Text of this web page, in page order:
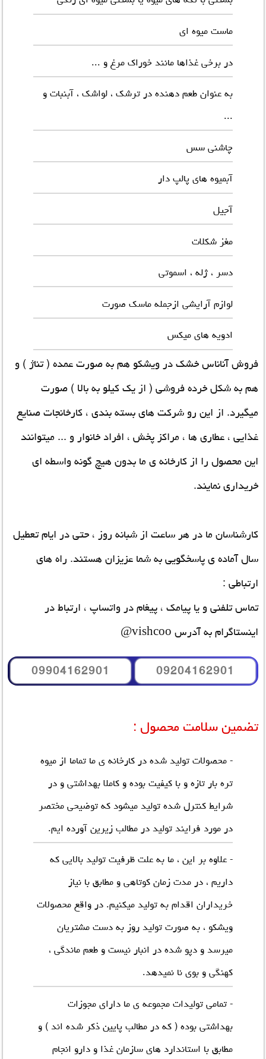
ماست میوه ای
در برخی غذاها مانند خوراک مرغ و ...
به عنوان طعم دهنده در ترشک ، لواشک ، آبنبات و
...
چاشنی سس
آبمیوه های پالپ دار
آجیل
مغز شکلات
دسر ، ژله ، اسموتی
لوازم آرایشی ازجمله ماسک صورت
ادویه های میکس
فروش آناناس خشک در ویشکو هم به صورت عمده ( تناژ ) و
هم به شکل خرده فروشی ( از یک کیلو به بالا ) صورت
میگیرد. از این رو شرکت های بسته بندی ، کارخانجات صنایع
غذایی ، عطاری ها ، مراکز پخش ، افراد خانوار و ... میتوانند
این محصول را از کارخانه ی ما بدون هیچ گونه واسطه ای
خریداری نمایند.
کارشناسان ما در هر ساعت از شبانه روز ، حتی در ایام تعطیل
سال آماده ی پاسخگویی به شما عزیزان هستند. راه های
ارتباطی :
تماس تلفنی و یا پیامک ، پیغام در واتساپ ، ارتباط در
اینستاگرام به آدرس vishcoo@
09204162901
09904162901
تضمین سلامت محصول :
- محصولات تولید شده در کارخانه ی ما تماما از میوه
تره بار تازه و با کیفیت بوده و کاملا بهداشتی و در
شرایط کنترل شده تولید میشود که توضیحی مختصر
در مورد فرایند تولید در مطالب زیرین آورده ایم.
- علاوه بر این ، ما به علت ظرفیت تولید بالایی که
داریم ، در مدت زمان کوتاهی و مطابق با نیاز
خریداران اقدام به تولید میکنیم. در واقع محصولات
ویشکو ، به صورت تولید روز به دست مشتریان
میرسد و دپو شده در انبار نیست و طعم ماندگی ،
کهنگی و بوی نا نمیدهد.
- تمامی تولیدات مجموعه ی ما دارای مجوزات
بهداشتی بوده ( که در مطالب پایین ذکر شده اند ) و
مطابق با استاندارد های سازمان غذا و دارو انجام